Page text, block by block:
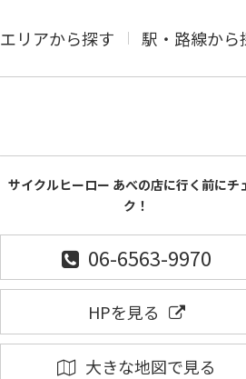
エリアから探す 駅・路線から
サイクルヒーロー あべの店に行く前にチ
ク！
06-6563-9970
HPを見る
大きな地図で見る